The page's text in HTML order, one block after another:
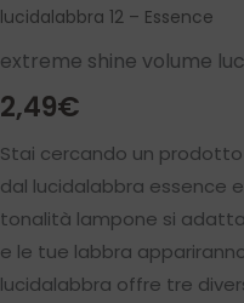
lucidalabbra 12 – Essence
extreme shine volume
2,49€
Stai cercando un
dal lucidalabbra essence
tonalità lampone si
e le tue labbra
lucidalabbra offre tre